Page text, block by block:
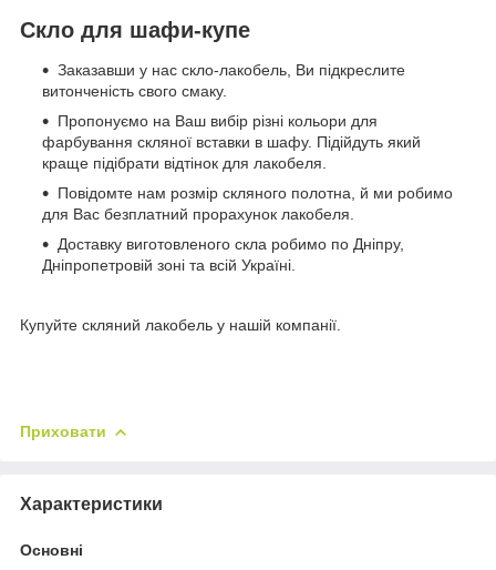
Скло для шафи-купе
Заказавши у нас скло-лакобель, Ви підкреслите
витонченість свого смаку.
Пропонуємо на Ваш вибір різні кольори для
фарбування скляної вставки в шафу. Підійдуть який
краще підібрати відтінок для лакобеля.
Повідомте нам розмір скляного полотна, й ми робимо
для Вас безплатний прорахунок лакобеля.
Доставку виготовленого скла робимо по Дніпру,
Дніпропетровій зоні та всій Україні.
Купуйте скляний лакобель у нашій компанії.
Приховати
Характеристики
Основні